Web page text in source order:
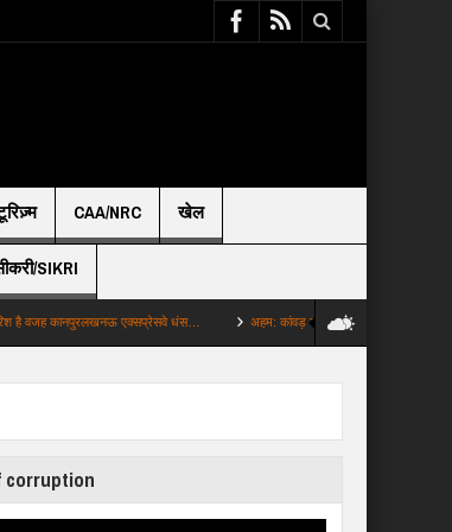
CAA/NRC खेल
SIKRI
कानपुरलखनऊ एक्सप्रेसवे धंस… अहम: कांवड़ यात्रा में अघोरियों के तांडव ने खींचा सबका
corruption